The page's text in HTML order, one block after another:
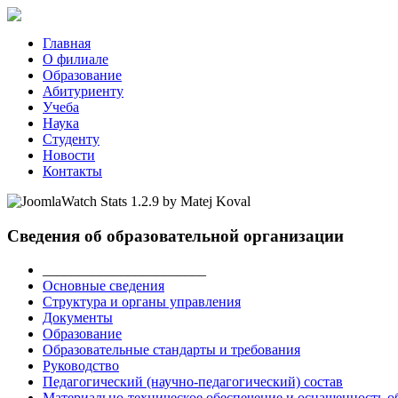
Главная
О филиале
Образование
Абитуриенту
Учеба
Наука
Студенту
Новости
Контакты
Сведения об образовательной организации
Основные сведения
Структура и органы управления
Документы
Образование
Образовательные стандарты и требования
Руководство
Педагогический (научно-педагогический) состав